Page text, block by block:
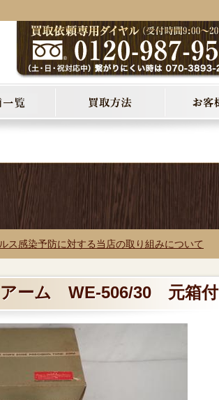
ス感染予防に対する当店の取り組みについて
ーム WE-506/30 元箱付